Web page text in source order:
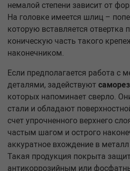
немалой степени зависит от
На головке имеется шлиц –
которую вставляется
коническую часть такого
наконечником.
Если предполагается работа с
деталями, задействуют
которых напоминает сверло.
стали и обладают
счет упрочненного верхнего
частым шагом и острого
аккуратное вхождение в
Такая продукция покрыта
антикоррозийным или